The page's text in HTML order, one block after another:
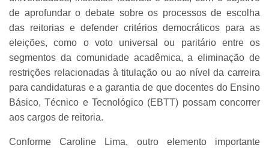
de aprofundar o debate sobre os processos de escolha
das reitorias e defender critérios democráticos para as
eleições, como o voto universal ou paritário entre os
segmentos da comunidade acadêmica, a eliminação de
restrições relacionadas à titulação ou ao nível da carreira
para candidaturas e a garantia de que docentes do Ensino
Básico, Técnico e Tecnológico (EBTT) possam concorrer
aos cargos de reitoria.
Conforme Caroline Lima, outro elemento importante